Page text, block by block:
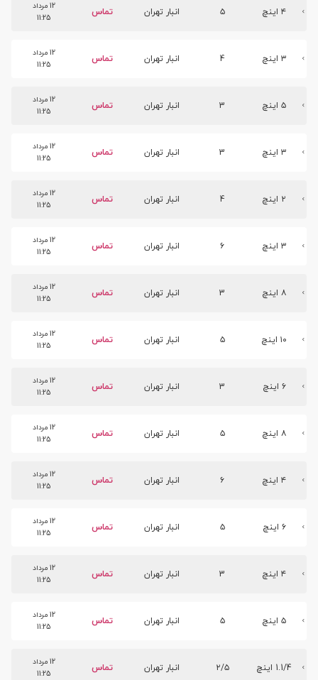
۴ اینچ ۵ انبار تهران تماس
12 مرداد
11:25
۳ اینچ 4 انبار تهران تماس
12 مرداد
11:25
۵ اینچ 3 انبار تهران تماس
12 مرداد
11:25
۳ اینچ 3 انبار تهران تماس
12 مرداد
11:25
۲ اینچ 4 انبار تهران تماس
12 مرداد
11:25
۳ اینچ ۶ انبار تهران تماس
12 مرداد
11:25
۸ اینچ 3 انبار تهران تماس
12 مرداد
11:25
۱۰ اینچ ۵ انبار تهران تماس
12 مرداد
11:25
۶ اینچ 3 انبار تهران تماس
12 مرداد
11:25
۸ اینچ ۵ انبار تهران تماس
12 مرداد
11:25
۴ اینچ ۶ انبار تهران تماس
12 مرداد
11:25
۶ اینچ ۵ انبار تهران تماس
12 مرداد
11:25
۴ اینچ 3 انبار تهران تماس
12 مرداد
11:25
۵ اینچ ۵ انبار تهران تماس
12 مرداد
11:25
1.1/4 اینچ ۲/۵ انبار تهران تماس
12 مرداد
11:25